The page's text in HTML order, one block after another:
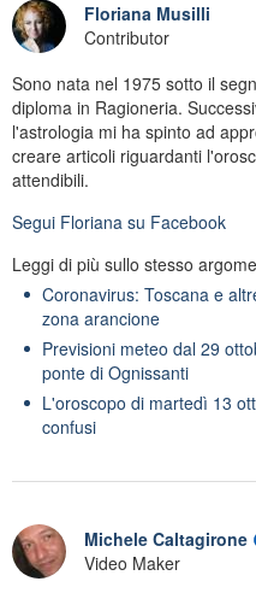
Floriana Musilli
Contributor
Sono nata nel 1975 sotto il
diploma in Ragioneria.
l'astrologia mi ha spinto ad
creare articoli riguardanti
attendibili.
Segui Floriana su Facebook
Leggi di più sullo stesso
Coronavirus: Toscana e
zona arancione
Previsioni meteo dal 29
ponte di Ognissanti
L'oroscopo di martedì 13
confusi
Michele Caltagirone
Video Maker